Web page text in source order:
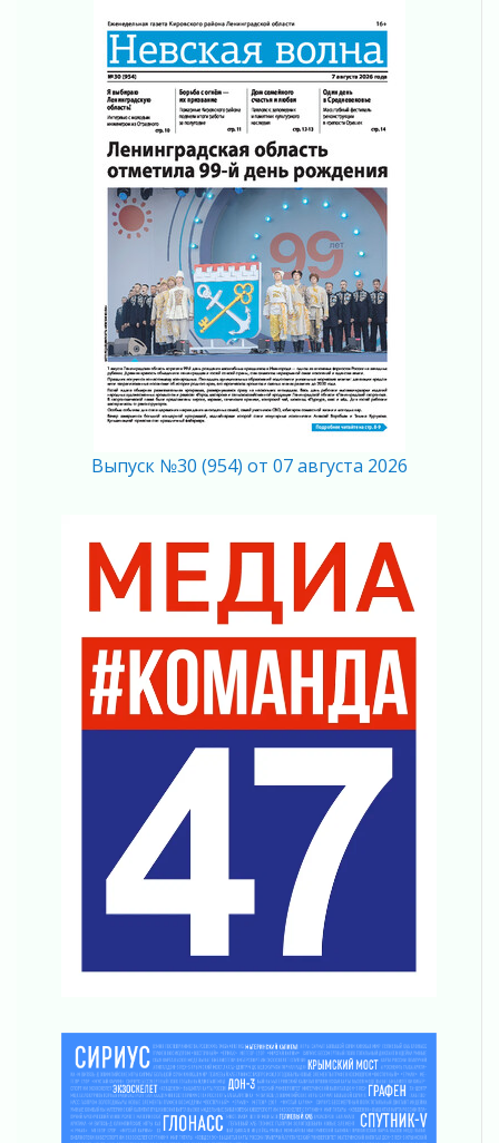
02 августа 2026
Километровые столбы «Дороги жизни»
отправили на реставрацию
02 августа 2026
Ленобласть внедрила передовую подготовку
операторов БПЛА
02 августа 2026
В Ивангороде появилась «Избушка-
воробушка»
Юхла, мука, кантеле и Водяной
01 августа 2026
Лето катится с горки
01 августа 2026
В Ленобласти открылась экспозиция к 150-
летию Билибина
Лето без гаджетов
01 августа 2026
Безмолвный крик о помощи
01 августа 2026
В музей всей семьёй
01 августа 2026
Без заявлений и очередей
01 августа 2026
Не женское это дело...уверены?
Все силы в кулак
Айда на пляж!
01 августа 2026
01 августа 2026
Пик топливного кризиса в регионе прошёл
31 июля 2026
Ленинградцы — бойцам «Барс-Ленинградец»
31 июля 2026
Маршрутами будущего — к заветной цели
31 июля 2026
Выпуск №30 (954) от 07 августа 2026